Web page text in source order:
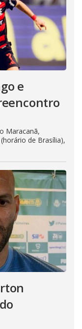
e
Maracanã,
de Brasília),